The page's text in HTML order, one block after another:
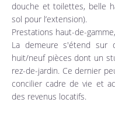
douche et toilettes, belle
sol pour l’extension).
Prestations haut-de-gamme,
La demeure s'étend sur
huit/neuf pièces dont un
rez-de-jardin. Ce dernier
concilier cadre de vie et
des revenus locatifs.